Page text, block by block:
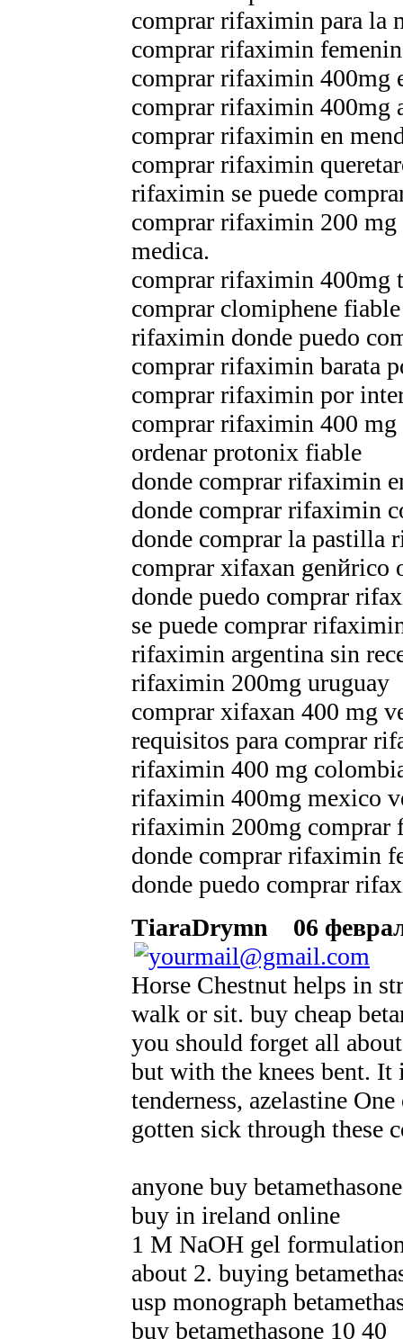
comprar rifaximin para la
comprar rifaximin
comprar rifaximin 400mg
comprar rifaximin 400mg
comprar rifaximin en
comprar rifaximin
rifaximin se puede
comprar rifaximin 200 mg
medica.
comprar rifaximin 400mg
comprar clomiphene
rifaximin donde puedo
comprar rifaximin barata
comprar rifaximin por
comprar rifaximin 400 mg
ordenar protonix fiable
donde comprar rifaximin
donde comprar rifaximin
donde comprar la pastilla
comprar xifaxan genйrico
donde puedo comprar
se puede comprar
rifaximin argentina sin
rifaximin 200mg uruguay
comprar xifaxan 400 mg
requisitos para comprar
rifaximin 400 mg
rifaximin 400mg mexico
rifaximin 200mg comprar
donde comprar rifaximin
donde puedo comprar
TiaraDrymn
06
Horse Chestnut helps in
walk or sit. buy cheap
you should forget all
but with the knees bent. It
tenderness, azelastine
gotten sick through these
anyone buy
buy in ireland online
1 M NaOH gel
about 2. buying
usp monograph
buy betamethasone 10 40